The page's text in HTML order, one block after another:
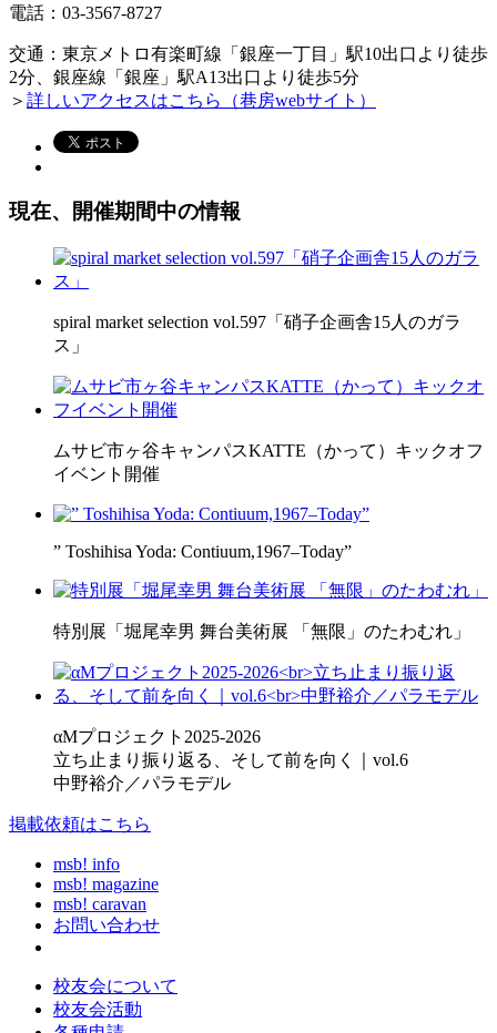
電話：03-3567-8727
交通：東京メトロ有楽町線「銀座一丁目」駅10出口より徒歩
2分、銀座線「銀座」駅A13出口より徒歩5分
＞ 詳しいアクセスはこちら（巷房webサイト）
現在、開催期間中の情報
spiral market selection vol.597「硝子企画舎15人のガラ
ス」
ムサビ市ヶ谷キャンパスKATTE（かって）キックオフ
イベント開催
” Toshihisa Yoda: Contiuum,1967–Today”
特別展「堀尾幸男 舞台美術展 「無限」のたわむれ」
αMプロジェクト2025-2026
立ち止まり振り返る、そして前を向く｜vol.6
中野裕介／パラモデル
掲載依頼はこちら
msb! info
msb! magazine
msb! caravan
お問い合わせ
校友会について
校友会活動